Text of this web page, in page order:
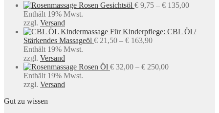
Rosen Gesichtsöl € 9,75 – € 135,00
€ 135,00
Enthält 19% Mwst.
zzgl. Versand
Für Kinderpflege: CBL Öl /
Stärkendes Massageöl € 21,50 – € 163,90Preisspanne:
€ 163,90
Enthält 19% Mwst.
zzgl. Versand
Rosen Öl € 32,00 – € 250,00Preisspanne:
Enthält 19% Mwst.
zzgl. Versand
Gut zu wissen